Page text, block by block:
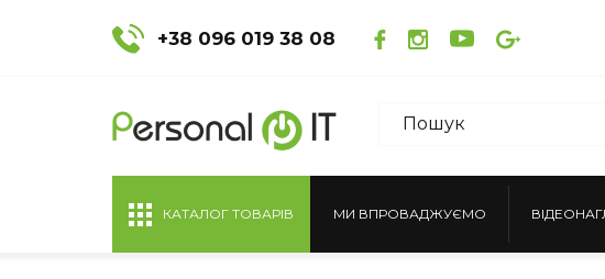
+38 096 019 38 08
КАТАЛОГ ТОВАРІВ МИ ВПРОВАДЖУЄМО